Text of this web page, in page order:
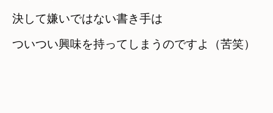
決して嫌いではない書き手は
ついつい興味を持ってしまうのですよ（苦笑）